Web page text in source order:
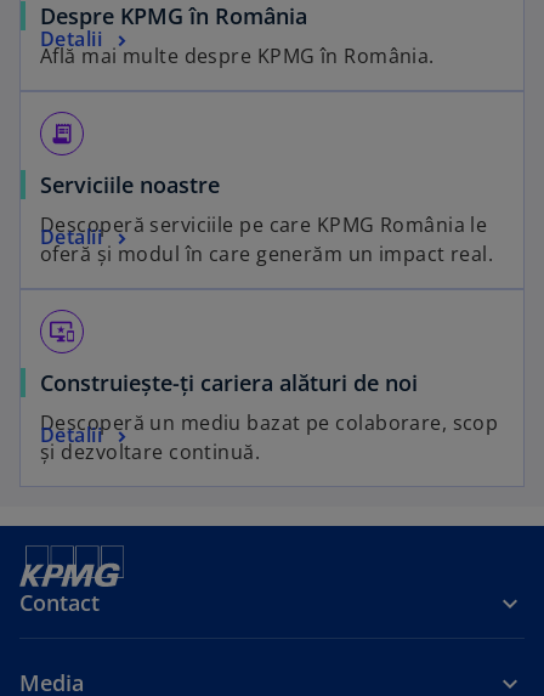
Despre KPMG în România
Află mai multe despre KPMG în România.
Detalii
receipt_long
Serviciile noastre
Descoperă serviciile pe care KPMG România le
oferă și modul în care generăm un impact real.
Detalii
important_devices
Construiește-ți cariera alături de noi
e
i
e
Descoperă un mediu bazat pe colaborare, scop
și dezvoltare continuă.
Detalii
o
p
e
n
s
i
n
a
Contact
Media